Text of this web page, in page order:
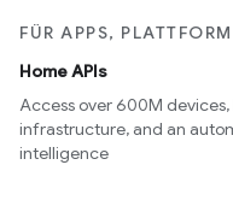
FÜR APPS,
Home APIs
Access over 600M
infrastructure, and an
intelligence